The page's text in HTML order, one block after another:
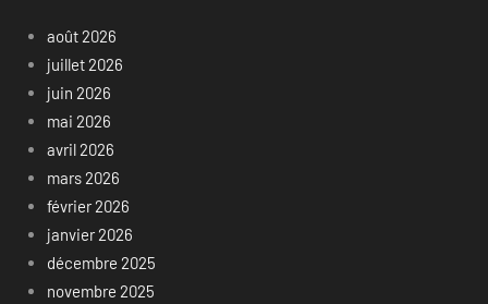
août 2026
juillet 2026
juin 2026
mai 2026
avril 2026
mars 2026
février 2026
janvier 2026
décembre 2025
novembre 2025